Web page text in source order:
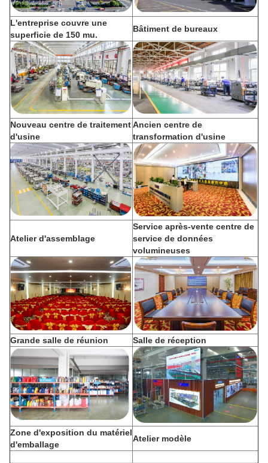
L'entreprise couvre une
superficie de 150 mu.
Bâtiment de bureaux
Nouveau centre de traitement
d'usine
Ancien centre de
transformation d'usine
Atelier d'assemblage
Service après-vente centre de
service de données
volumineuses
Grande salle de réunion Salle de réception
Zone d'exposition du matériel
d'emballage
Atelier modèle